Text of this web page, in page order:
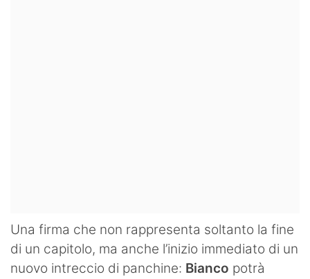
Una firma che non rappresenta soltanto la fine
di un capitolo, ma anche l’inizio immediato di un
nuovo intreccio di panchine: Bianco potrà